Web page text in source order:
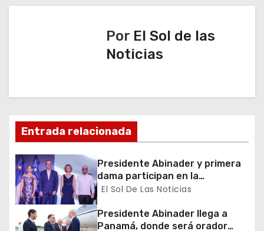
g
n
d
e
e
Por El Sol de las
Noticias
Entrada relacionada
Presidente Abinader y primera
dama participan en la
celebración de la Fiesta
Nacional de Francia
El Sol De Las Noticias
Presidente Abinader llega a
Panamá, donde será orador